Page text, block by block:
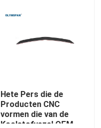
Hete Pers die de
Producten CNC
vormen die van de
Koolstofvezel OEM